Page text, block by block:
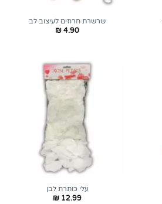
שרשרת חרוזים לעיצוב לב
₪ 4.90
עלי כותרת לבן
₪ 12.99